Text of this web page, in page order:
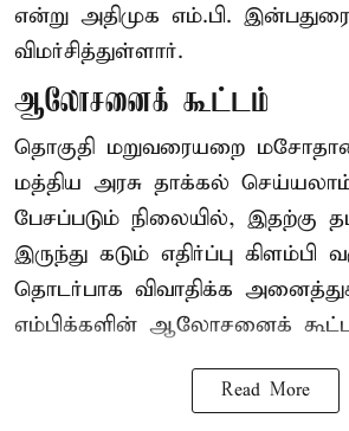
என்று அதிமுக எம்.பி. இன்பதுரை
விமர்சித்துள்ளார்.
ஆலோசனைக் கூட்டம்
தொகுதி மறுவரையறை
மத்திய அரசு தாக்கல்
பேசப்படும் நிலையில், இதற்கு
இருந்து கடும் எதிர்ப்பு கிளம்பி
தொடர்பாக விவாதிக்க
எம்பிக்களின் ஆலோசனைக்
Read More